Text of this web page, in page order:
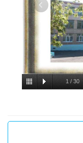
1 / 30